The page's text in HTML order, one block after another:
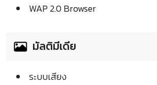
WAP 2.0 Browser
มัลติมีเดีย
ระบบเสียง